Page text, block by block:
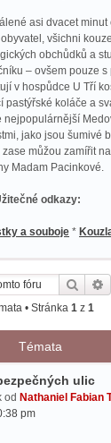
asi dvacet
všichni
obchůdků a
– ovšem pouze
v hospůdce U Tří
pastýřské koláče a
nejpopulárnější
jako jsou šumivé
můžou zamířit
Madam Pacinkové.
odkazy:
a souboje *
Hledat
• Stránka 1 z 1
Témata
ulic
od Nathaniel Fabian
pm